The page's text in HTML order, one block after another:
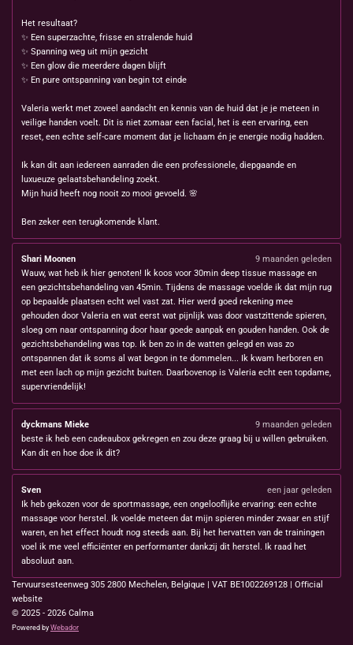
Het resultaat?
✨ Een superzachte, frisse en stralende huid
✨ Spanning weg uit mijn gezicht
✨ Een glow die meerdere dagen blijft
✨ En pure ontspanning van begin tot einde
Valeria werkt met zoveel aandacht en kennis van de huid dat je je meteen in
veilige handen voelt. Dit is niet zomaar een facial, het is een ervaring, een
reset, een echte self-care moment dat je lichaam én je energie nodig hadden.
Ik kan dit aan iedereen aanraden die een professionele, diepgaande en
luxueuze gelaatsbehandeling zoekt.
Mijn huid heeft nog nooit zo mooi gevoeld. 🌸
Ben zeker een terugkomende klant.
Shari Moonen
9 maanden geleden
Wauw, wat heb ik hier genoten! Ik koos voor 30min deep tissue massage en
een gezichtsbehandeling van 45min. Tijdens de massage voelde ik dat mijn rug
op bepaalde plaatsen echt wel vast zat. Hier werd goed rekening mee
gehouden door Valeria en wat eerst wat pijnlijk was door vastzittende spieren,
sloeg om naar ontspanning door haar goede aanpak en gouden handen. Ook de
gezichtsbehandeling was top. Ik ben zo in de watten gelegd en was zo
ontspannen dat ik soms al wat begon in te dommelen... Ik kwam herboren en
met een lach op mijn gezicht buiten. Daarbovenop is Valeria echt een topdame,
supervriendelijk!
dyckmans Mieke
9 maanden geleden
beste ik heb een cadeaubox gekregen en zou deze graag bij u willen gebruiken.
Kan dit en hoe doe ik dit?
Sven
een jaar geleden
Ik heb gekozen voor de sportmassage, een ongelooflijke ervaring: een echte
massage voor herstel. Ik voelde meteen dat mijn spieren minder zwaar en stijf
waren, en het effect houdt nog steeds aan. Bij het hervatten van de trainingen
voel ik me veel efficiënter en performanter dankzij dit herstel. Ik raad het
absoluut aan.
Tervuursesteenweg 305 2800 Mechelen, Belgique | VAT BE1002269128 | Oﬃcial
website
© 2025 - 2026 Calma
Powered by Webador